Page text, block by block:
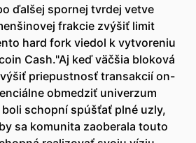
ďalšej spornej tvrdej vetve
frakcie zvýšiť limit
hard fork viedol k vytvoreniu
Cash."Aj keď väčšia bloková
priepustnosť transakcií on-
obmedziť univerzum
schopní spúšťať plné uzly,
sa komunita zaoberala touto